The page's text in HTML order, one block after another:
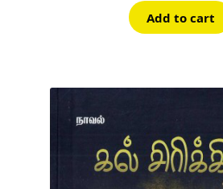
was:
₹60.00.
Add to cart